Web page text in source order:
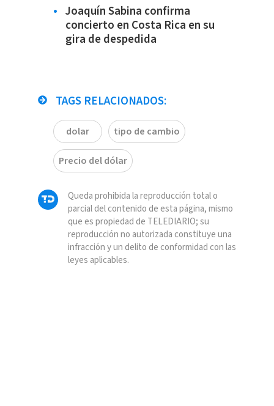
Joaquín Sabina confirma
concierto en Costa Rica en su
gira de despedida
TAGS RELACIONADOS:
dolar tipo de cambio
Precio del dólar
Queda prohibida la reproducción total o
parcial del contenido de esta página, mismo
que es propiedad de TELEDIARIO; su
reproducción no autorizada constituye una
infracción y un delito de conformidad con las
leyes aplicables.